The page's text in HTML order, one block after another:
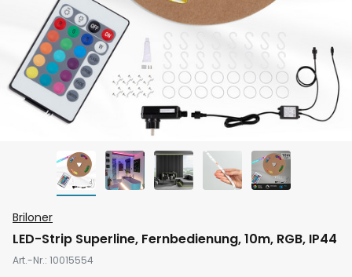
Zum
Anfang
der
Bildgalerie
Briloner
LED-Strip Superline, Fernbedienung, 10m, RGB, IP44
Art.-Nr. 10015554